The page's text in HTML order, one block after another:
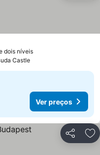
dois níveis
Castle
Ver preços
Partilhar